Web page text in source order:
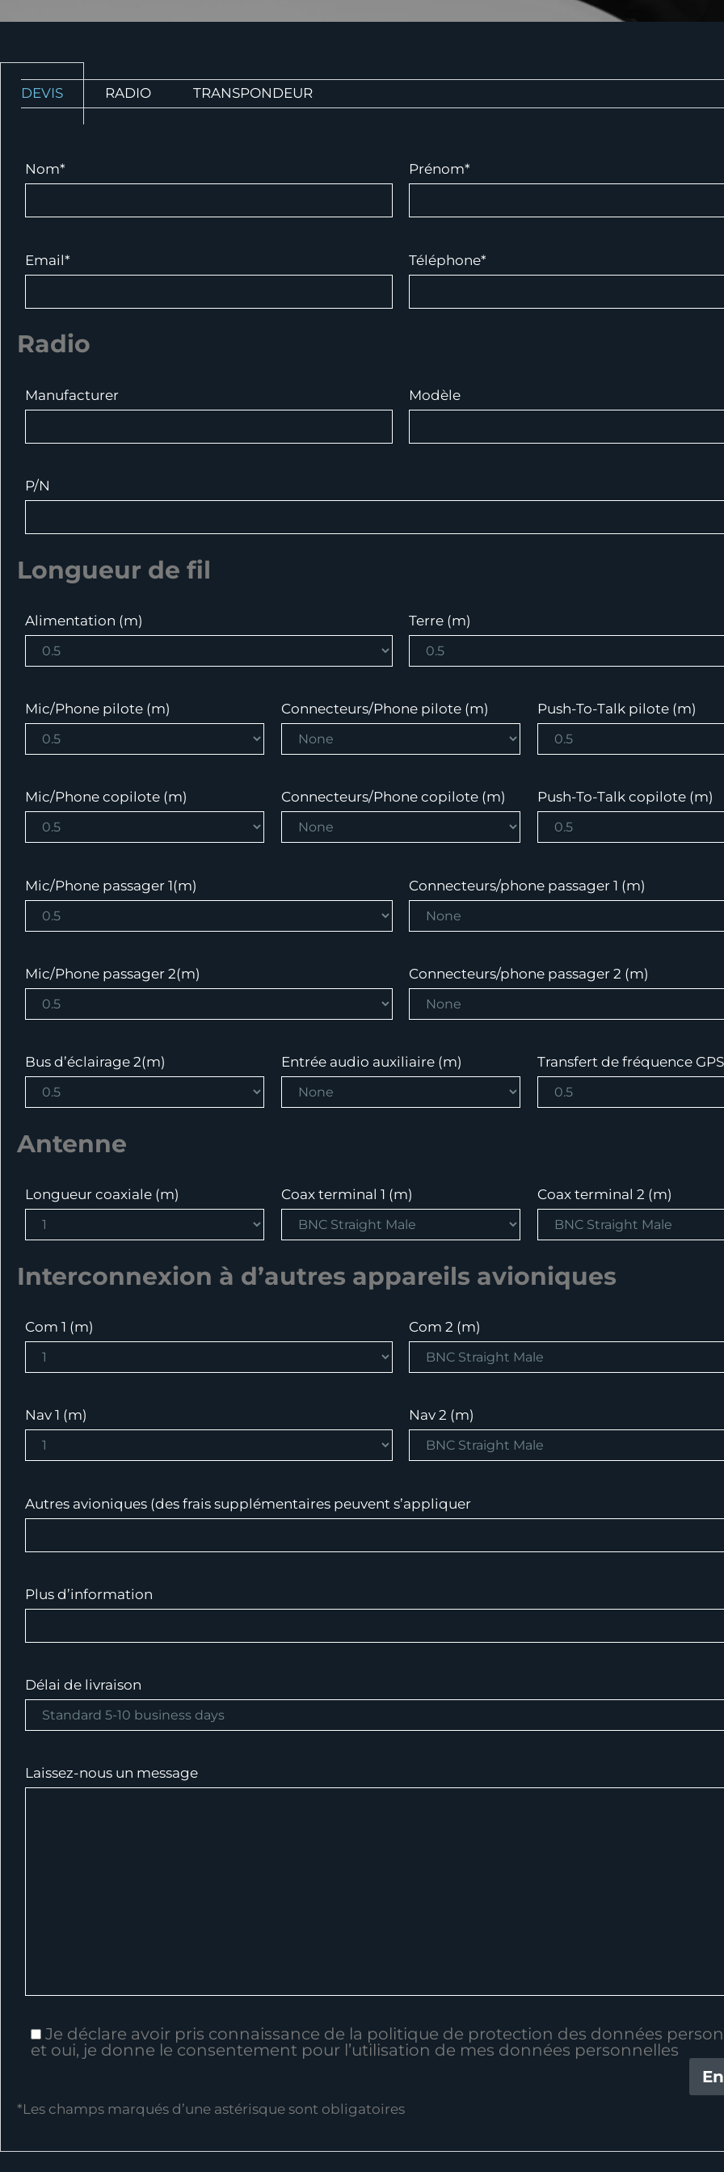
DEVIS RADIO TRANSPONDEUR
Nom* Prénom*
Email* Téléphone*
Radio
Manufacturer Modèle
P/N
Longueur de fil
Alimentation (m) Terre (m)
Mic/Phone pilote (m) Connecteurs/Phone pilote (m) Push-To-Talk pilote (m)
Mic/Phone copilote (m) Connecteurs/Phone copilote (m) Push-To-Talk copilote (m)
Mic/Phone passager 1(m) Connecteurs/phone passager 1 (m)
Mic/Phone passager 2(m) Connecteurs/phone passager 2 (m)
Bus d’éclairage 2(m) Entrée audio auxiliaire (m) Transfert de fréquence
Antenne
Longueur coaxiale (m) Coax terminal 1 (m) Coax terminal 2 (m)
Interconnexion à d’autres appareils avioniques
Com 1 (m) Com 2 (m)
Nav 1 (m) Nav 2 (m)
Autres avioniques (des frais supplémentaires peuvent s’appliquer
Plus d’information
Délai de livraison
Laissez-nous un message
Je déclare avoir pris connaissance de la politique de protection des données
et oui, je donne le consentement pour l’utilisation de mes données personnelles
*Les champs marqués d’une astérisque sont obligatoires